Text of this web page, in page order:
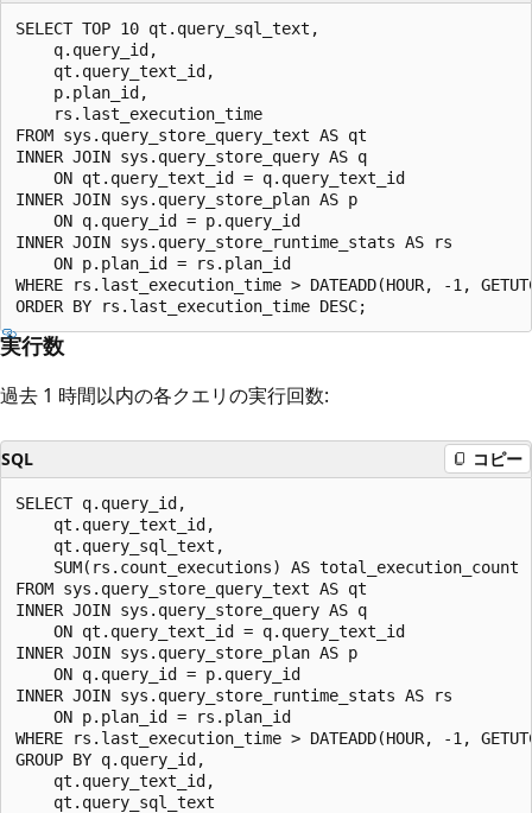
SELECT TOP 10 qt.query_sql_text,
    q.query_id,
    qt.query_text_id,
    p.plan_id,
    rs.last_execution_time
FROM sys.query_store_query_text AS qt
INNER JOIN sys.query_store_query AS q
    ON qt.query_text_id = q.query_text_id
INNER JOIN sys.query_store_plan AS p
    ON q.query_id = p.query_id
INNER JOIN sys.query_store_runtime_stats AS rs
    ON p.plan_id = rs.plan_id
WHERE rs.last_execution_time > DATEADD(HOUR, -1,
実行数
過去 1 時間以内の各クエリの実行回数:
SQL コピー
SELECT q.query_id,
    qt.query_text_id,
    qt.query_sql_text,
    SUM(rs.count_executions) AS total_execution_count
FROM sys.query_store_query_text AS qt
INNER JOIN sys.query_store_query AS q
    ON qt.query_text_id = q.query_text_id
INNER JOIN sys.query_store_plan AS p
    ON q.query_id = p.query_id
INNER JOIN sys.query_store_runtime_stats AS rs
    ON p.plan_id = rs.plan_id
WHERE rs.last_execution_time > DATEADD(HOUR, -1,
GROUP BY q.query_id,
    qt.query_text_id,
    qt.query_sql_text